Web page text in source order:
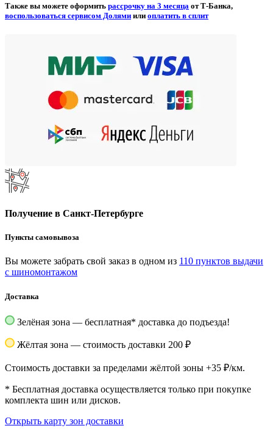
Также вы можете оформить рассрочку на 3 месяца от Т-Банка,
воспользоваться сервисом Долями или оплатить в сплит
Получение в Санкт-Петербурге
Пункты самовывоза
Вы можете забрать свой заказ в одном из 110 пунктов выдачи
с шиномонтажом
Доставка
Зелёная зона — бесплатная* доставка до подъезда!
Жёлтая зона — стоимость доставки 200 ₽
Стоимость доставки за пределами жёлтой зоны +35 ₽/км.
* Бесплатная доставка осуществляется только при покупке
комплекта шин или дисков.
Открыть карту зон доставки